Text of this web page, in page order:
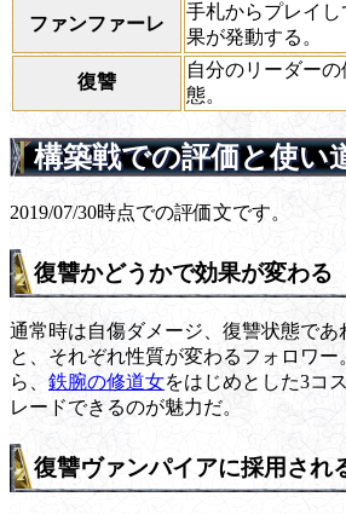
ファンファーレ
手札からプレイ
果が発動する。
復讐
自分のリーダー
態。
構築戦での評価と使い
2019/07/30時点での評価文です。
復讐かどうかで効果が変わる
通常時は自傷ダメージ、復讐状態であ
と、それぞれ性質が変わるフォロワ
ら、 鉄腕の修道女をはじめとした3コ
レードできるのが魅力だ。
復讐ヴァンパイアに採用され